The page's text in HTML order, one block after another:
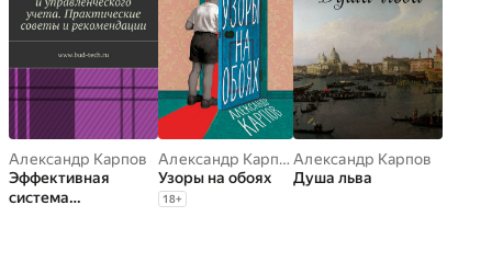
Александр Карпов
Эффективная
система
Александр Карпов
Узоры на обоях
18+
Александр Карпов
Душа льва